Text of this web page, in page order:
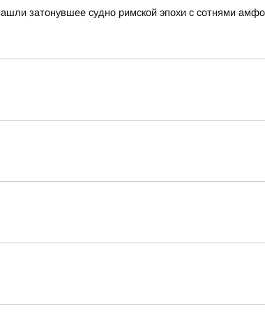
затонувшее судно римской эпохи с сотнями